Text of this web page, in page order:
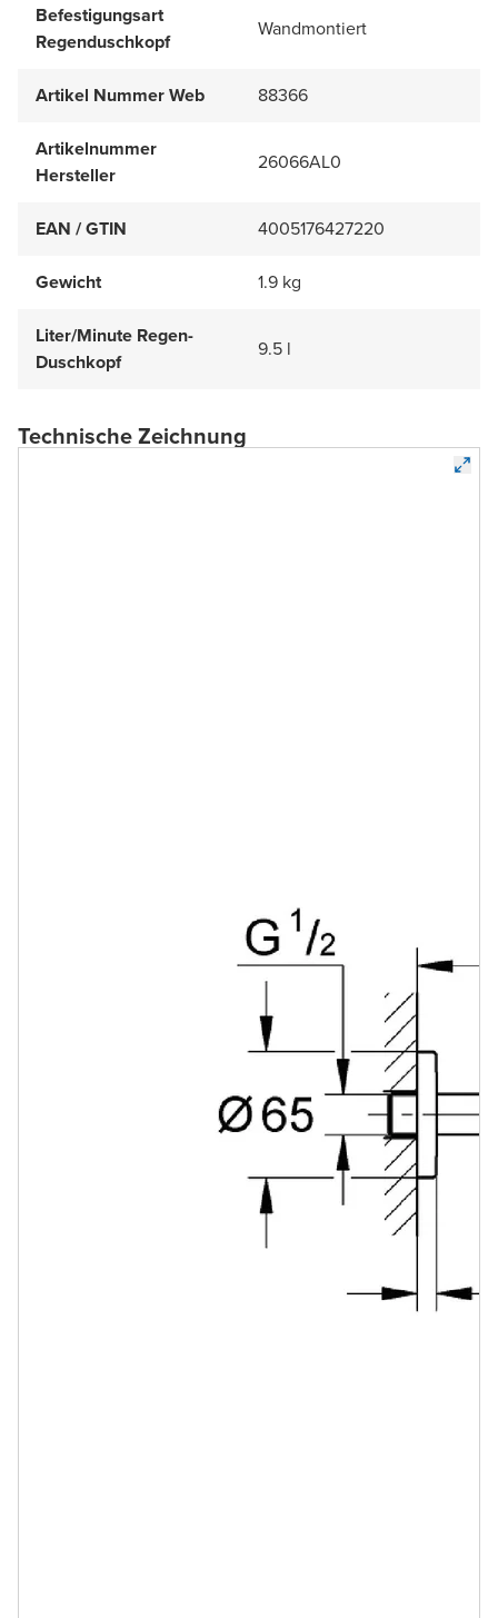
Befestigungsart
Regenduschkopf
Wandmontiert
Artikel Nummer Web 88366
Artikelnummer
Hersteller
26066AL0
EAN / GTIN 4005176427220
Gewicht 1.9 kg
Liter/Minute Regen-
Duschkopf
9.5 l
Technische Zeichnung